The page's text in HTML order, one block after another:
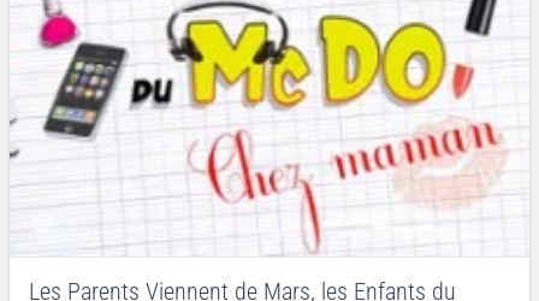
Les Parents Viennent de Mars, les Enfants du